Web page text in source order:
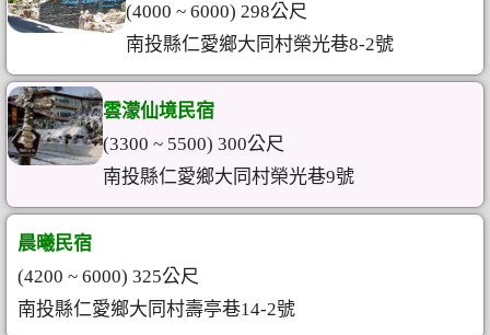
(4000 ~ 6000) 298公尺
南投縣仁愛鄉大同村榮光巷8-2號
雲濛仙境民宿
(3300 ~ 5500) 300公尺
南投縣仁愛鄉大同村榮光巷9號
晨曦民宿
(4200 ~ 6000) 325公尺
南投縣仁愛鄉大同村壽亭巷14-2號